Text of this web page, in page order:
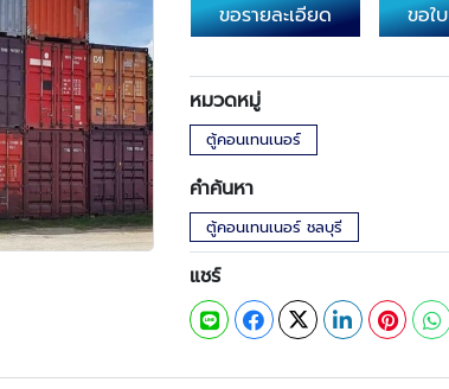
ขอรายละเอียด ขอใ
หมวดหมู่
ตู้คอนเทนเนอร์
คำค้นหา
ตู้คอนเทนเนอร์ ชลบุรี
แชร์